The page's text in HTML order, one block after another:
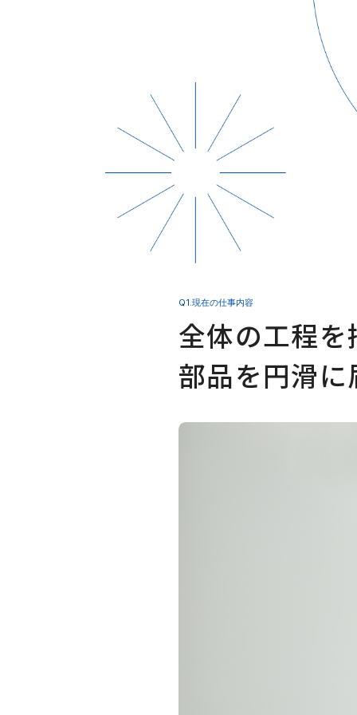
Q1.現在の仕事内容
全体の工程
部品を円滑に